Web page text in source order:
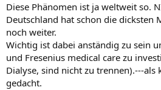
Diese Phänomen ist ja weltweit so.
Deutschland hat schon die dicksten
noch weiter.
Wichtig ist dabei anständig zu sein
und Fresenius medical care zu
Dialyse, sind nicht zu trennen).---als
gedacht.